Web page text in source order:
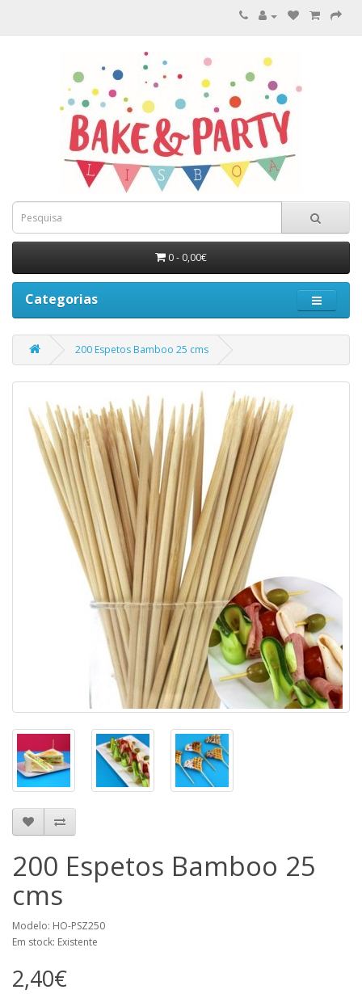
0 - 0,00€
Categorias
200 Espetos Bamboo 25 cms
200 Espetos Bamboo 25
cms
Modelo: HO-PSZ250
Em stock: Existente
2,40€